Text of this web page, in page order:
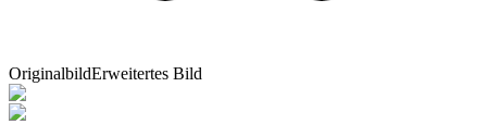
OriginalbildErweitertes Bild